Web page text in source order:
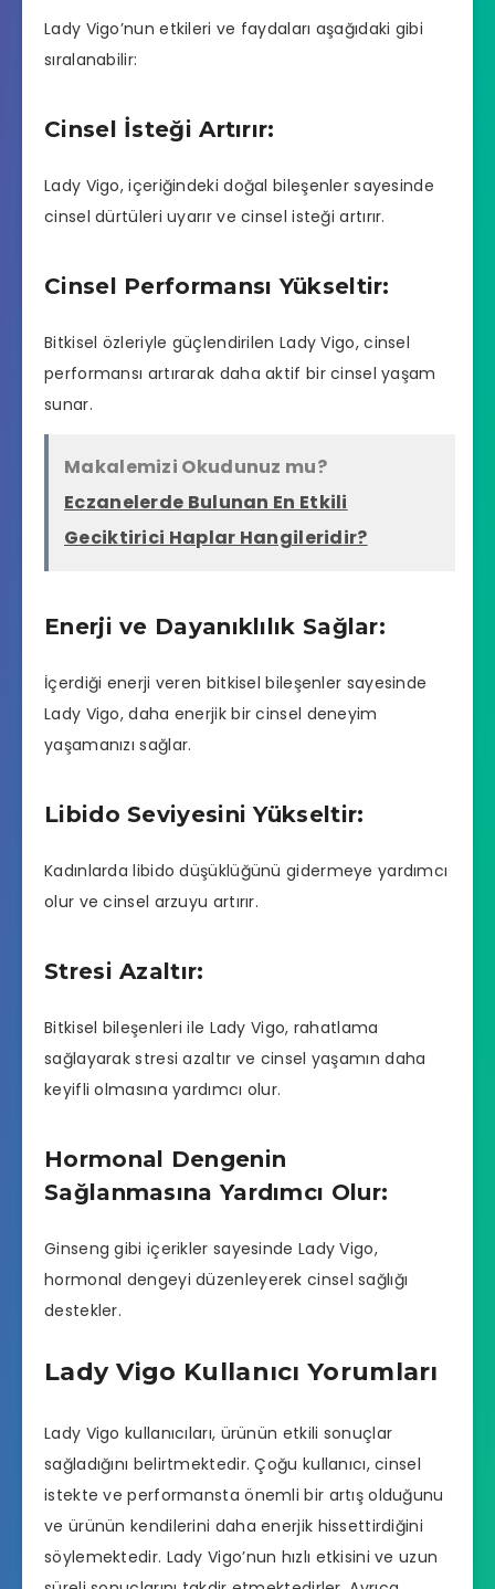
Lady Vigo’nun etkileri ve faydaları aşağıdaki gibi
sıralanabilir:
Cinsel İsteği Artırır:
Lady Vigo, içeriğindeki doğal bileşenler sayesinde
cinsel dürtüleri uyarır ve cinsel isteği artırır.
Cinsel Performansı Yükseltir:
Bitkisel özleriyle güçlendirilen Lady Vigo, cinsel
performansı artırarak daha aktif bir cinsel yaşam
sunar.
Makalemizi Okudunuz mu?
Eczanelerde Bulunan En Etkili
Geciktirici Haplar Hangileridir?
Enerji ve Dayanıklılık Sağlar:
İçerdiği enerji veren bitkisel bileşenler sayesinde
Lady Vigo, daha enerjik bir cinsel deneyim
yaşamanızı sağlar.
Libido Seviyesini Yükseltir:
Kadınlarda libido düşüklüğünü gidermeye yardımcı
olur ve cinsel arzuyu artırır.
Stresi Azaltır:
Bitkisel bileşenleri ile Lady Vigo, rahatlama
sağlayarak stresi azaltır ve cinsel yaşamın daha
keyifli olmasına yardımcı olur.
Hormonal Dengenin
Sağlanmasına Yardımcı Olur:
Ginseng gibi içerikler sayesinde Lady Vigo,
hormonal dengeyi düzenleyerek cinsel sağlığı
destekler.
Lady Vigo Kullanıcı Yorumları
Lady Vigo kullanıcıları, ürünün etkili sonuçlar
sağladığını belirtmektedir. Çoğu kullanıcı, cinsel
istekte ve performansta önemli bir artış olduğunu
ve ürünün kendilerini daha enerjik hissettirdiğini
söylemektedir. Lady Vigo’nun hızlı etkisini ve uzun